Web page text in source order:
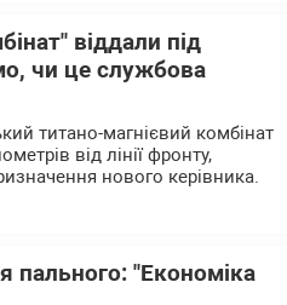
віддали під
чи це службова
титано-магнієвий комбінат
від лінії фронту,
нового керівника.
пального: "Економіка